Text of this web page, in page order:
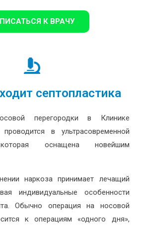
К ВРАЧУ
септопластика
перегородки в Клинике
в ультрасовременной
оснащена новейшим
наркоза принимает лечащий
индивидуальные особенности
Обычно операция на носовой
к операциям «одного дня»,